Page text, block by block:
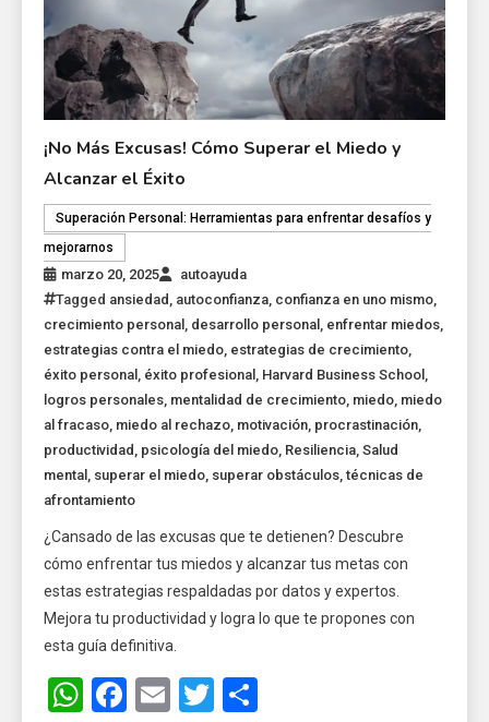
¡No Más Excusas! Cómo Superar el Miedo y
Alcanzar el Éxito
Superación Personal: Herramientas para enfrentar desafíos y
mejorarnos
marzo 20, 2025
autoayuda
Tagged ansiedad , autoconfianza, confianza en uno mismo,
crecimiento personal , desarrollo personal , enfrentar miedos,
estrategias contra el miedo, estrategias de crecimiento,
éxito personal , éxito profesional , Harvard Business School ,
logros personales, mentalidad de crecimiento, miedo, miedo
al fracaso, miedo al rechazo, motivación, procrastinación,
productividad , psicología del miedo, Resiliencia,Salud
mental , superar el miedo, superar obstáculos,técnicas de
afrontamiento
¿Cansado de las excusas que te detienen? Descubre
cómo enfrentar tus miedos y alcanzar tus metas con
estas estrategias respaldadas por datos y expertos.
Mejora tu productividad y logra lo que te propones con
esta guía definitiva.
WhatsApp
Facebook
EmailTwitter